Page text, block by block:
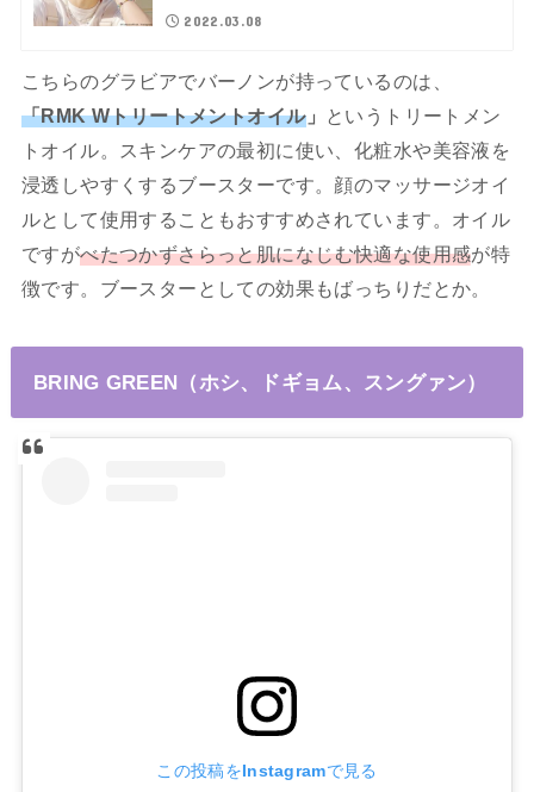
2022.03.08
こちらのグラビアでバーノンが持っているのは、
「RMK Wトリートメントオイル」
というトリートメン
トオイル。スキンケアの最初に使い、化粧水や美容液を
浸透しやすくするブースターです。顔のマッサージオイ
ルとして使用することもおすすめされています。オイル
ですがべたつかずさらっと肌になじむ快適な使用感が特
徴です。ブースターとしての効果もばっちりだとか。
BRING GREEN（ホシ、ドギョム、スングァン）
この投稿をInstagramで見る